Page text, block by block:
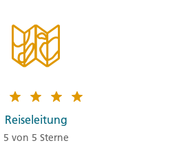
Reiseleitung
5 von 5 Sterne